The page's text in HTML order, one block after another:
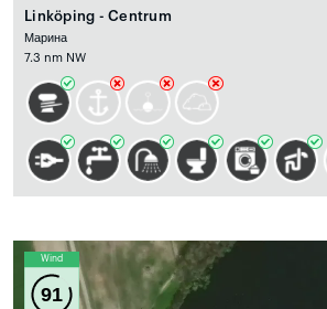
Linköping - Centrum
Марина
7.3 nm NW
Wind
91